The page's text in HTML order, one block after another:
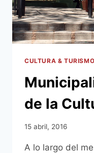
CULTURA & TURISMO
de la
15 abril, 2016
A lo largo del